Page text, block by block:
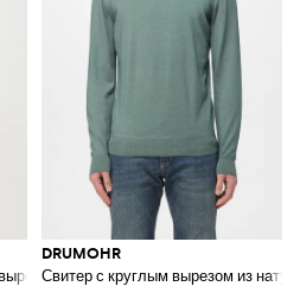
DRUMOHR
Свитер с круглым вырезом из